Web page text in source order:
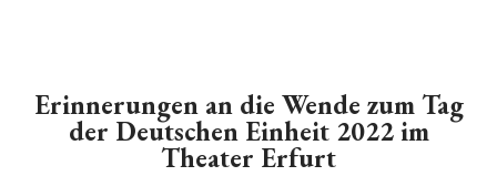
Erinnerungen an die Wende zum Tag
der Deutschen Einheit 2022 im
Theater Erfurt